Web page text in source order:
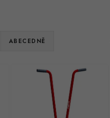
ABECEDNĚ